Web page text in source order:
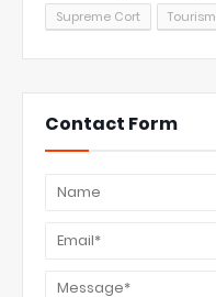
Supreme Cort
Tourism
Contact Form